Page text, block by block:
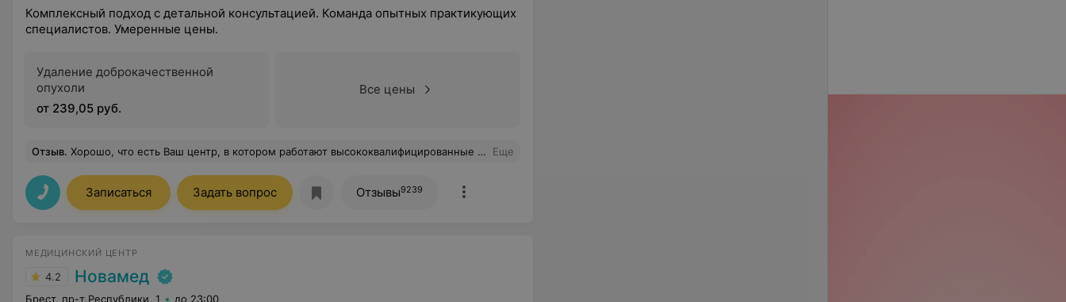
Комплексный подход с детальной консультацией. Команда опытных практикующих
специалистов. Умеренные цены.
Удаление доброкачественной
опухоли
от 239,05 руб.
Все цены
Отзыв. Хорошо, что есть Ваш центр, в котором работают высококвалифицированные врачи с отличной репутацией. Это позволяет нам идти к Вам с уверенностью, что Ваши врачи нам помогут Еще
Записаться Задать вопрос Отзывы9239
МЕДИЦИНСКИЙ ЦЕНТР
4.2 Новамед
Брест, пр-т Республики, 1 до 23:00